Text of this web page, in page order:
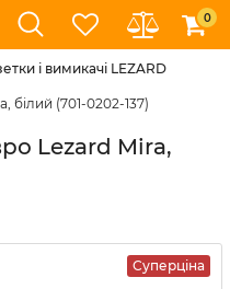
0
і вимикачі LEZARD
білий (701-0202-137)
Lezard Mira,
Суперціна